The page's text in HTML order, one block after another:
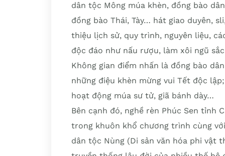
dân tộc Mông múa khèn, đồng bào
đồng bào Thái, Tày… hát giao duyên,
thiệu lịch sử, quy trình, nguyên liệu,
độc đáo như nấu rượu, làm xôi ngũ
Không gian điểm nhấn là đồng bào
những điệu khèn mừng vui Tết độc
hoạt động múa sư tử, giã bánh dày…
Bên cạnh đó, nghề rèn Phúc Sen tỉnh
trong khuôn khổ chương trình cùng
dân tộc Nùng (Di sản văn hóa phi vật